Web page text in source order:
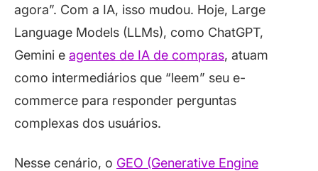
agora”. Com a IA, isso mudou. Hoje, Large
Language Models (LLMs), como ChatGPT,
Gemini e agentes de IA de compras, atuam
como intermediários que “leem” seu e-
commerce para responder perguntas
complexas dos usuários.
Nesse cenário, o GEO (Generative Engine